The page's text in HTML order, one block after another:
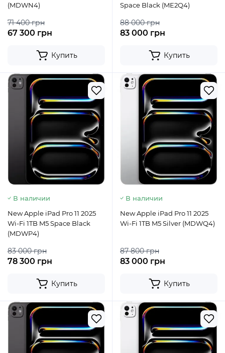
(MDWN4)
71 400 грн
67 300 грн
Купить
Space Black (ME2Q4)
88 000 грн
83 000 грн
Купить
В наличии
New Apple iPad Pro 11 2025
Wi-Fi 1TB M5 Space Black
(MDWP4)
83 000 грн
78 300 грн
Купить
В наличии
New Apple iPad Pro 11 2025
Wi-Fi 1TB M5 Silver (MDWQ4)
87 800 грн
83 000 грн
Купить